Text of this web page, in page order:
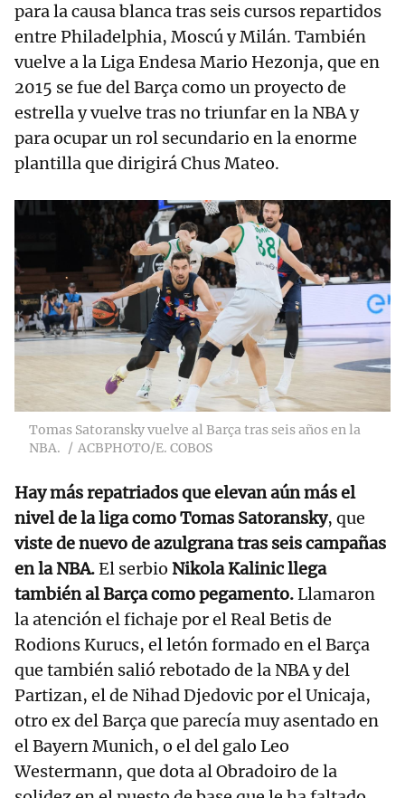
para la causa blanca tras seis cursos repartidos
entre Philadelphia, Moscú y Milán. También
vuelve a la Liga Endesa Mario Hezonja, que en
2015 se fue del Barça como un proyecto de
estrella y vuelve tras no triunfar en la NBA y
para ocupar un rol secundario en la enorme
plantilla que dirigirá Chus Mateo.
Tomas Satoransky vuelve al Barça tras seis años en la
NBA.
ACBPHOTO/E. COBOS
Hay más repatriados que elevan aún más el
nivel de la liga como Tomas Satoransky, que
viste de nuevo de azulgrana tras seis campañas
en la NBA.El serbio Nikola Kalinic llega
también al Barça como pegamento.Llamaron
la atención el fichaje por el Real Betis de
Rodions Kurucs, el letón formado en el Barça
que también salió rebotado de la NBA y del
Partizan, el de Nihad Djedovic por el Unicaja,
otro ex del Barça que parecía muy asentado en
el Bayern Munich, o el del galo Leo
Westermann, que dota al Obradoiro de la